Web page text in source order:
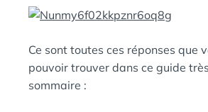
Ce sont toutes ces réponses que
pouvoir trouver dans ce guide
sommaire :